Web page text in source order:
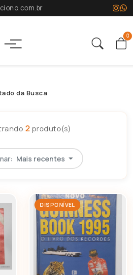
0
da Busca
2 produto(s)
Mais recentes
DISPONÍVEL